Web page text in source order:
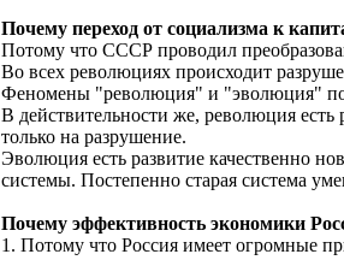
Почему переход от социализма к
Потому что СССР проводил
Во всех революциях происходит
Феномены "революция" и "эволюция"
В действительности же, революция
только на разрушение.
Эволюция есть развитие качественно
системы. Постепенно старая система
Почему эффективность экономики
1. Потому что Россия имеет огромные